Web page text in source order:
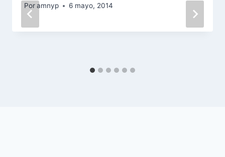
Poramnyp 6 mayo, 2014